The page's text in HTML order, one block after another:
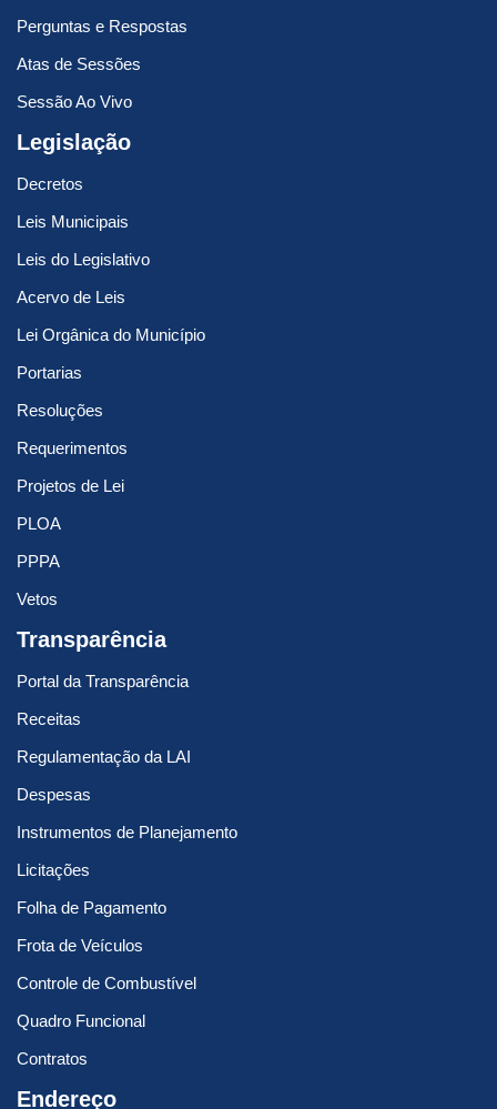
Perguntas e Respostas
Atas de Sessões
Sessão Ao Vivo
Legislação
Decretos
Leis Municipais
Leis do Legislativo
Acervo de Leis
Lei Orgânica do Município
Portarias
Resoluções
Requerimentos
Projetos de Lei
PLOA
PPPA
Vetos
Transparência
Portal da Transparência
Receitas
Regulamentação da LAI
Despesas
Instrumentos de Planejamento
Licitações
Folha de Pagamento
Frota de Veículos
Controle de Combustível
Quadro Funcional
Contratos
Endereço